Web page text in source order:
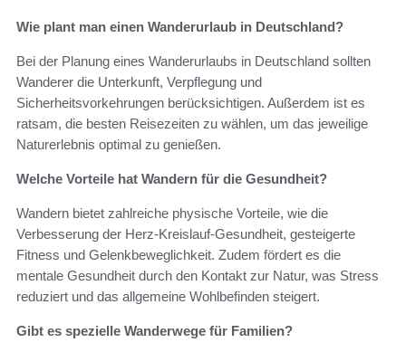
Wie plant man einen Wanderurlaub in Deutschland?
Bei der Planung eines Wanderurlaubs in Deutschland sollten
Wanderer die Unterkunft, Verpflegung und
Sicherheitsvorkehrungen berücksichtigen. Außerdem ist es
ratsam, die besten Reisezeiten zu wählen, um das jeweilige
Naturerlebnis optimal zu genießen.
Welche Vorteile hat Wandern für die Gesundheit?
Wandern bietet zahlreiche physische Vorteile, wie die
Verbesserung der Herz-Kreislauf-Gesundheit, gesteigerte
Fitness und Gelenkbeweglichkeit. Zudem fördert es die
mentale Gesundheit durch den Kontakt zur Natur, was Stress
reduziert und das allgemeine Wohlbefinden steigert.
Gibt es spezielle Wanderwege für Familien?